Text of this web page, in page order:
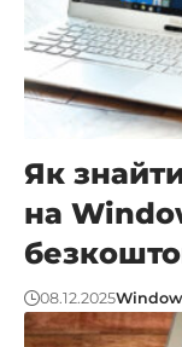
Як
на
08.12.2025